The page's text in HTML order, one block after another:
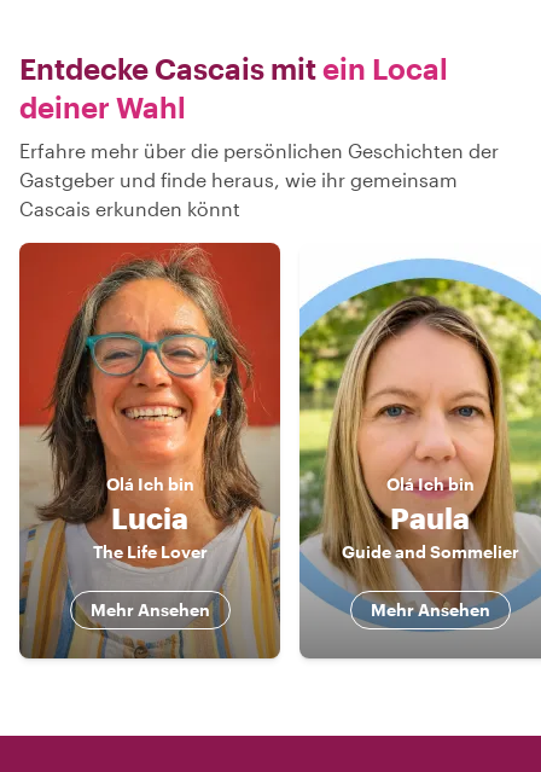
Entdecke Cascais mitein Local
deiner Wahl
Erfahre mehr über die persönlichen Geschichten der
Gastgeber und finde heraus, wie ihr gemeinsam
Cascais erkunden könnt
Olá Ich bin
Lucia
The Life Lover
Mehr Ansehen
OláIch bin
Paula
Guide and Sommelier
Mehr Ansehen